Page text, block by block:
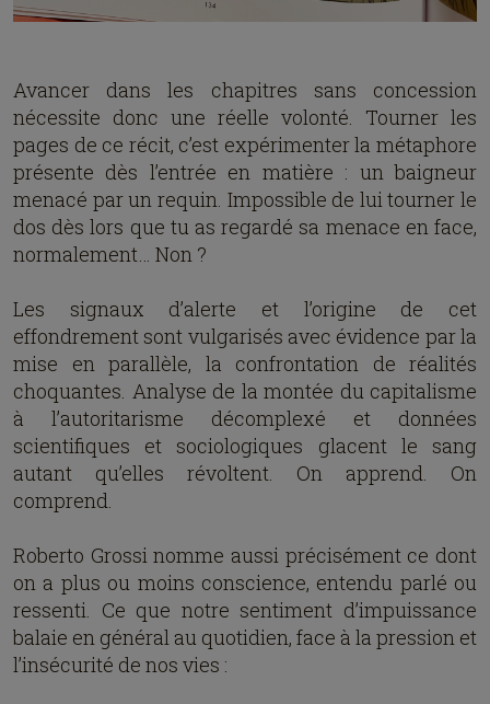
Avancer dans les chapitres sans concession
nécessite donc une réelle volonté. Tourner les
pages de ce récit, c’est expérimenter la métaphore
présente dès l’entrée en matière : un baigneur
menacé par un requin. Impossible de lui tourner le
dos dès lors que tu as regardé sa menace en face,
normalement… Non ?
Les signaux d’alerte et l’origine de cet
effondrement sont vulgarisés avec évidence par la
mise en parallèle, la confrontation de réalités
choquantes. Analyse de la montée du capitalisme
à l’autoritarisme décomplexé et données
scientifiques et sociologiques glacent le sang
autant qu’elles révoltent. On apprend. On
comprend.
Roberto Grossi nomme aussi précisément ce dont
on a plus ou moins conscience, entendu parlé ou
ressenti. Ce que notre sentiment d’impuissance
balaie en général au quotidien, face à la pression et
l’insécurité de nos vies :